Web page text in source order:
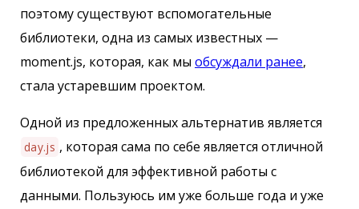
поэтому существуют вспомогательные
библиотеки, одна из самых известных —
moment.js, которая, как мы обсуждали ранее,
стала устаревшим проектом.
Одной из предложенных альтернатив является
day.js , которая сама по себе является отличной
библиотекой для эффективной работы с
данными. Пользуюсь им уже больше года и уже